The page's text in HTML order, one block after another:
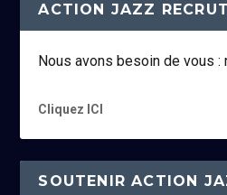
ACTION JAZZ
Nous avons besoin de vous :
Cliquez ICI
SOUTENIR ACTION